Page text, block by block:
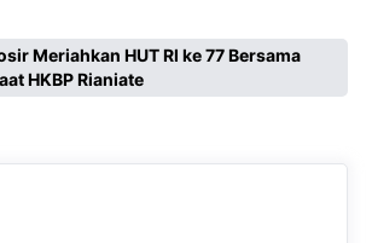
s
s
n
Meriahkan HUT RI ke 77 Bersama
HKBP Rianiate